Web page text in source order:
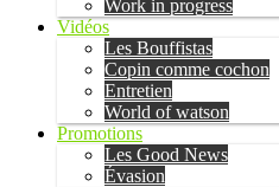
Work in progress
Vidéos
Les Bouffistas
Copin comme cochon
Entretien
World of watson
Promotions
Les Good News
Évasion